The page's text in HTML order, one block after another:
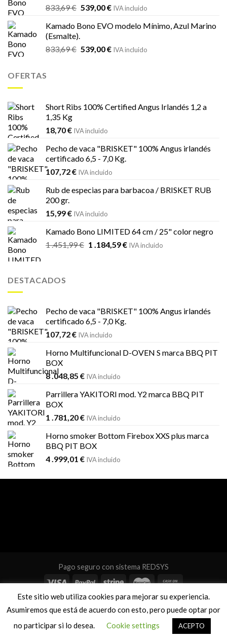
833,69€ El
original
era:
833,69 €.
539,00€El
actual
539,00 €.
IVA incluido
Kamado Bono EVO modelo Mínimo, Azul Marino
(Esmalte).
833,69€ El
539,00€ElIVA incluido
OFERTAS
Short Ribs 100% Certified Angus Irlandés 1,2 a
1,35 Kg
18,70€ IVA incluido
Pecho de vaca "BRISKET" 100% Angus irlandés
certificado 6,5 - 7,0 Kg.
107,72€ IVA incluido
Rub de especias para barbacoa / BRISKET RUB
200 gr.
15,99€ IVA incluido
Kamado Bono LIMITED 64 cm / 25" color negro
1 .451,99€ El
1 .184,59€ElIVA incluido
DESTACADOS
Pecho de vaca "BRISKET" 100% Angus irlandés
certificado 6,5 - 7,0 Kg.
107,72€ IVA incluido
Horno Multifuncional D-OVEN S marca BBQ PIT
BOX
8 .048,85 € IVA incluido
Parrillera YAKITORI mod. Y2 marca BBQ PIT
BOX
1 .781,20€ IVA incluido
Horno smoker Bottom Firebox XXS plus marca
BBQ PIT BOX
4 .999,01 € IVA incluido
Pago seguro con sistema REDSYS
info@comanderbbq.com
Este sitio web utiliza cookies para mejorar su experiencia.
Asumiremos que está de acuerdo con esto, pero puede optar por
no participar si lo desea.
Cookie settings ACEPTO